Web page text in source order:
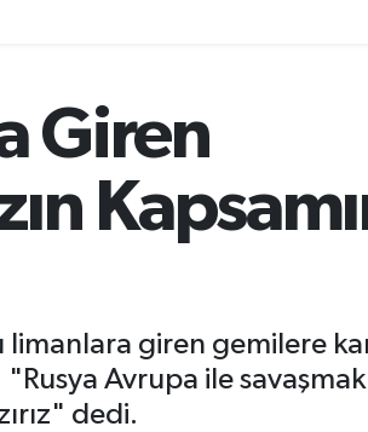
%-14
%1.11
Giren
limanlara giren gemilere
"Rusya Avrupa ile savaşmak
dedi.